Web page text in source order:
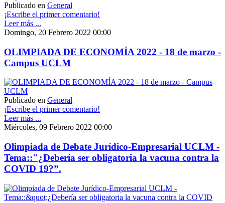
Publicado en General
¡Escribe el primer comentario!
Leer más ...
Domingo, 20 Febrero 2022 00:00
OLIMPIADA DE ECONOMÍA 2022 - 18 de marzo -
Campus UCLM
Publicado en General
¡Escribe el primer comentario!
Leer más ...
Miércoles, 09 Febrero 2022 00:00
Olimpiada de Debate Jurídico-Empresarial UCLM -
Tema::"¿Debería ser obligatoria la vacuna contra la
COVID 19?”.